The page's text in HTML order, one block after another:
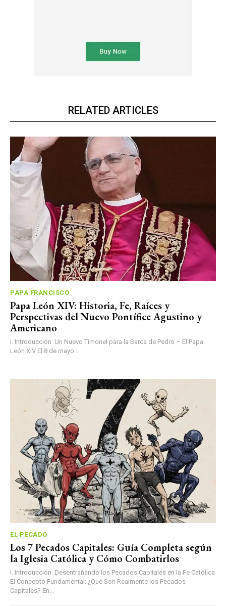
RELATED ARTICLES
PAPA FRANCISCO
Papa León XIV: Historia, Fe, Raíces y
Perspectivas del Nuevo Pontífice Agustino y
Americano
I. Introducción: Un Nuevo Timonel para la Barca de Pedro – El Papa
León XIV El 8 de mayo...
EL PECADO
Los 7 Pecados Capitales: Guía Completa según
la Iglesia Católica y Cómo Combatirlos
I. Introducción: Desentrañando los Pecados Capitales en la Fe Católica
El Concepto Fundamental: ¿Qué Son Realmente los Pecados
Capitales? En...